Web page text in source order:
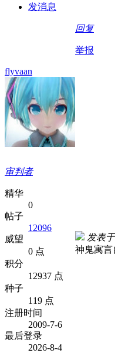
发消息
回复
举报
flyvaan
审判者
精华
0
帖子
12096
威望
0 点
积分
12937 点
种子
119 点
注册时间
2009-7-6
最后登录
2026-8-4
发表
神鬼寓言